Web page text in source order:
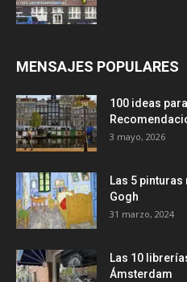
MENSAJES POPULARES
100 ideas
3 mayo, 2026
Las 5
Gogh
31 marzo, 2024
Las 10
Ámsterdam